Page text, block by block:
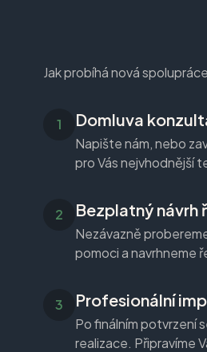
Jak probíhá nová spolupráce
Domluva
Napište nám, nebo
pro Vás nejvhodnější
Bezplatný návrh
Nezávazně
pomoci a navrhneme
Profesionální
Po finálním potvrzení
realizace. Připravíme